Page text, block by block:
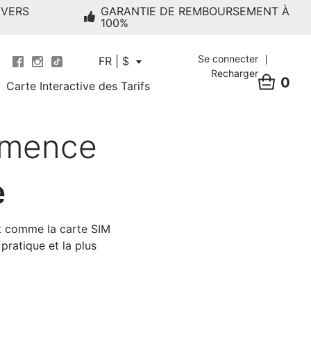
GARANTIE DE REMBOURSEMENT À
100%
FR | $
Carte Interactive des Tarifs
0
Se connecter
Recharger
comme la carte SIM
et la plus